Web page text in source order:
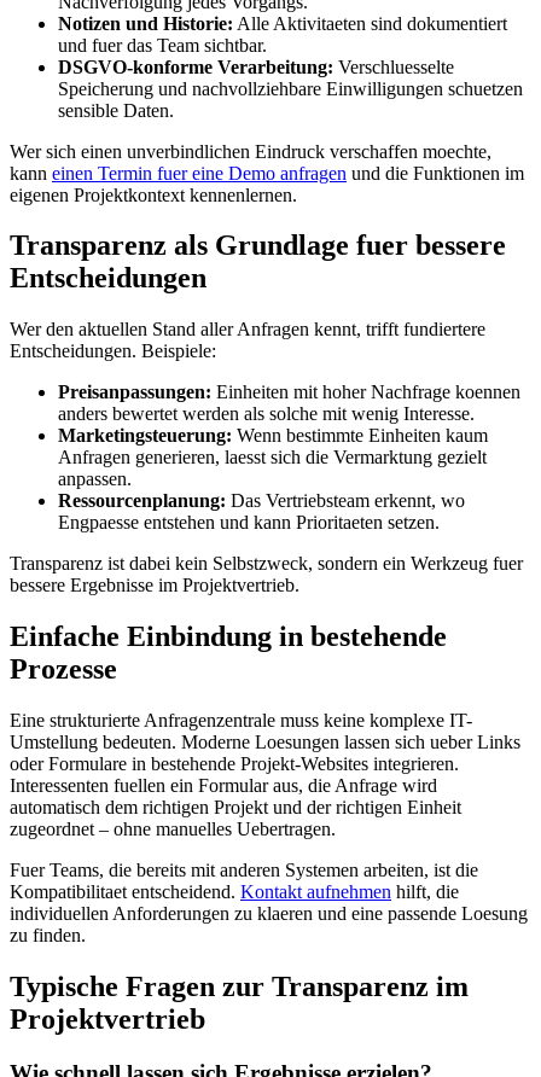
Notizen und Historie: Alle Aktivitaeten sind dokumentiert
und fuer das Team sichtbar.
DSGVO-konforme Verarbeitung: Verschluesselte
Speicherung und nachvollziehbare Einwilligungen schuetzen
sensible Daten.
Wer sich einen unverbindlichen Eindruck verschaffen moechte,
kann einen Termin fuer eine Demo anfragen und die Funktionen im
eigenen Projektkontext kennenlernen.
Transparenz als Grundlage fuer bessere
Entscheidungen
Wer den aktuellen Stand aller Anfragen kennt, trifft fundiertere
Entscheidungen. Beispiele:
Preisanpassungen: Einheiten mit hoher Nachfrage koennen
anders bewertet werden als solche mit wenig Interesse.
Marketingsteuerung: Wenn bestimmte Einheiten kaum
Anfragen generieren, laesst sich die Vermarktung gezielt
anpassen.
Ressourcenplanung: Das Vertriebsteam erkennt, wo
Engpaesse entstehen und kann Prioritaeten setzen.
Transparenz ist dabei kein Selbstzweck, sondern ein Werkzeug fuer
bessere Ergebnisse im Projektvertrieb.
Einfache Einbindung in bestehende
Prozesse
Eine strukturierte Anfragenzentrale muss keine komplexe IT-
Umstellung bedeuten. Moderne Loesungen lassen sich ueber Links
oder Formulare in bestehende Projekt-Websites integrieren.
Interessenten fuellen ein Formular aus, die Anfrage wird
automatisch dem richtigen Projekt und der richtigen Einheit
zugeordnet – ohne manuelles Uebertragen.
Fuer Teams, die bereits mit anderen Systemen arbeiten, ist die
Kompatibilitaet entscheidend. Kontakt aufnehmen hilft, die
individuellen Anforderungen zu klaeren und eine passende Loesung
zu finden.
Typische Fragen zur Transparenz im
Projektvertrieb